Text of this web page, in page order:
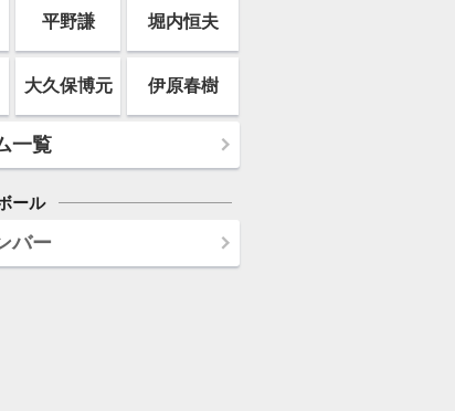
平野謙 堀内恒夫
大久保博元 伊原春樹
一覧
ール
バー